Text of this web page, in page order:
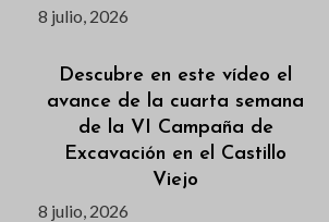
8 julio, 2026
Descubre en este vídeo el
avance de la cuarta semana
de la VI Campaña de
Excavación en el Castillo
Viejo
8 julio, 2026